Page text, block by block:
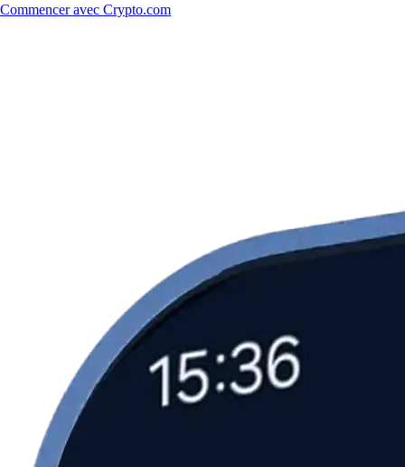
Commencer avec Crypto.com